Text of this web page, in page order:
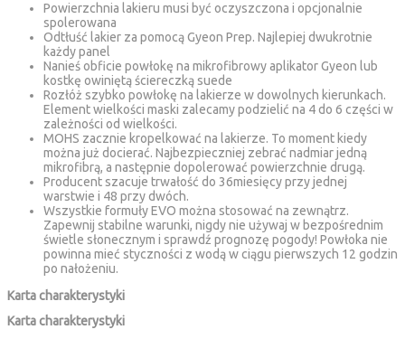
Powierzchnia lakieru musi być oczyszczona i opcjonalnie
spolerowana
Odtłuść lakier za pomocą Gyeon Prep. Najlepiej dwukrotnie
każdy panel
Nanieś obficie powłokę na mikrofibrowy aplikator Gyeon lub
kostkę owiniętą ściereczką suede
Rozłóż szybko powłokę na lakierze w dowolnych kierunkach.
Element wielkości maski zalecamy podzielić na 4 do 6 części w
zależności od wielkości.
MOHS zacznie kropelkować na lakierze. To moment kiedy
można już docierać. Najbezpieczniej zebrać nadmiar jedną
mikrofibrą, a następnie dopolerować powierzchnie drugą.
Producent szacuje trwałość do 36miesięcy przy jednej
warstwie i 48 przy dwóch.
Wszystkie formuły EVO można stosować na zewnątrz.
Zapewnij stabilne warunki, nigdy nie używaj w bezpośrednim
świetle słonecznym i sprawdź prognozę pogody! Powłoka nie
powinna mieć styczności z wodą w ciągu pierwszych 12 godzin
po nałożeniu.
Karta charakterystyki
Karta charakterystyki